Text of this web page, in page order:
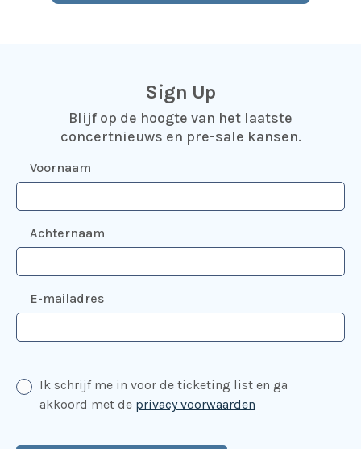
Sign Up
Blijf op de hoogte van het laatste
concertnieuws en pre-sale kansen.
Voornaam
Achternaam
E-mailadres
Ik schrijf me in voor de ticketing list en ga
akkoord met de privacy voorwaarden